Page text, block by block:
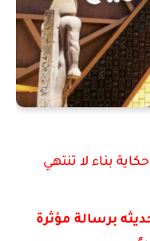
بناء لا تنتهي
برسالة مؤثرة